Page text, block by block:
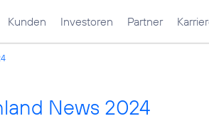
Kunden Investoren Partner
News 2024